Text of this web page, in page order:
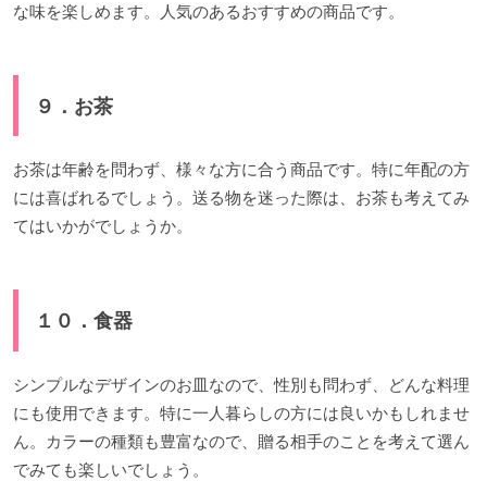
な味を楽しめます。人気のあるおすすめの商品です。
９．お茶
お茶は年齢を問わず、様々な方に合う商品です。特に年配の方
には喜ばれるでしょう。送る物を迷った際は、お茶も考えてみ
てはいかがでしょうか。
１０．食器
シンプルなデザインのお皿なので、性別も問わず、どんな料理
にも使用できます。特に一人暮らしの方には良いかもしれませ
ん。カラーの種類も豊富なので、贈る相手のことを考えて選ん
でみても楽しいでしょう。